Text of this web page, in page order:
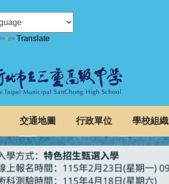
Translate
交通地圖 行政單位 學校組織